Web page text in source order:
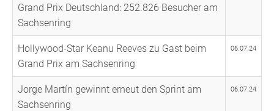
Grand Prix Deutschland: 252.826 Besucher am
Sachsenring
Hollywood-Star Keanu Reeves zu Gast beim
Grand Prix am Sachsenring
06.07.24
Jorge Martín gewinnt erneut den Sprint am
Sachsenring
06.07.24